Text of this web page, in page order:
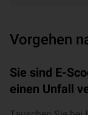
Vorgehen
Sie sind E-
einen Unfall